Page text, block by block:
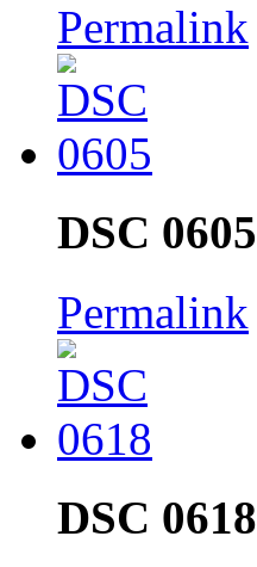
Permalink
DSC 0605
Permalink
DSC 0618